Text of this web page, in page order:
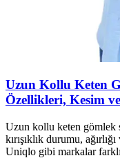
Uzun Kollu Keten
Özellikleri, Kesim
Uzun kollu keten gömlek
kırışıklık durumu,
Uniqlo gibi markalar